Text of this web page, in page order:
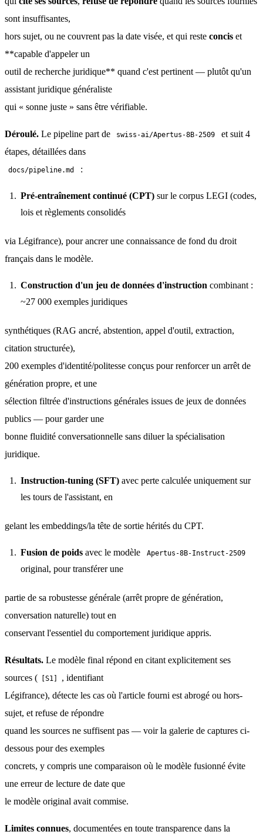
sont insuffisantes,
hors sujet, ou ne couvrent pas la date visée, et qui reste concis et
**capable d'appeler un
outil de recherche juridique** quand c'est pertinent — plutôt qu'un
assistant juridique généraliste
qui « sonne juste » sans être vérifiable.
Déroulé. Le pipeline part de swiss-ai/Apertus-8B-2509
et suit 4
étapes, détaillées dans
docs/pipeline.md :
Pré-entraînement continué (CPT) sur le corpus LEGI (codes,
lois et règlements consolidés
via Légifrance), pour ancrer une connaissance de fond du droit
français dans le modèle.
Construction d'un jeu de données d'instruction combinant :
~27 000 exemples juridiques
synthétiques (RAG ancré, abstention, appel d'outil, extraction,
citation structurée),
200 exemples d'identité/politesse conçus pour renforcer un arrêt de
génération propre, et une
sélection filtrée d'instructions générales issues de jeux de données
publics — pour garder une
bonne fluidité conversationnelle sans diluer la spécialisation
juridique.
Instruction-tuning (SFT) avec perte calculée uniquement sur
les tours de l'assistant, en
gelant les embeddings/la tête de sortie hérités du CPT.
Fusion de poids avec le modèle Apertus-8B-Instruct-2509
original, pour transférer une
partie de sa robustesse générale (arrêt propre de génération,
conversation naturelle) tout en
conservant l'essentiel du comportement juridique appris.
Résultats. Le modèle final répond en citant explicitement ses
sources (
[S1]
, identifiant
Légifrance), détecte les cas où l'article fourni est abrogé ou hors-
sujet, et refuse de répondre
quand les sources ne suffisent pas — voir la galerie de captures ci-
dessous pour des exemples
concrets, y compris une comparaison où le modèle fusionné évite
une erreur de lecture de date que
le modèle original avait commise.
Limites connues, documentées en toute transparence dans la